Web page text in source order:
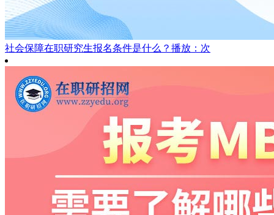
社会保障在职研究生报名条件是什么？ 播放：次